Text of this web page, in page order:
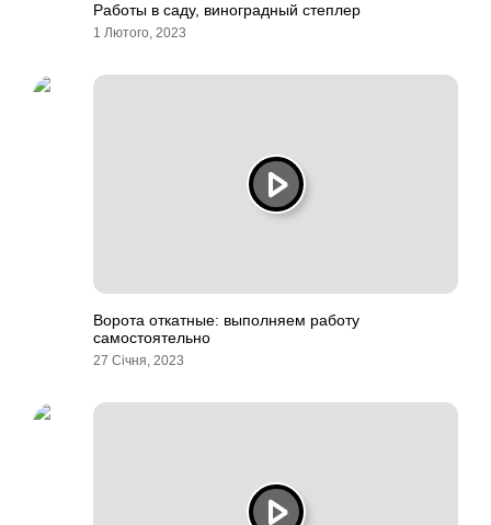
Работы в саду, виноградный степлер
1 Лютого, 2023
Ворота откатные: выполняем работу
самостоятельно
27 Січня, 2023